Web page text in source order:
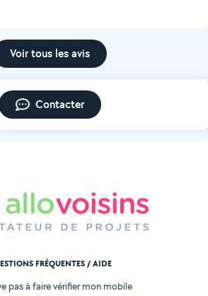
Voir tous les avis
Contacter
FRÉQUENTES / AIDE
pas à faire vérifier mon mobile